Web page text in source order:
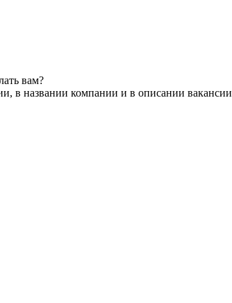
вам?
в названии компании и в описании вакансии